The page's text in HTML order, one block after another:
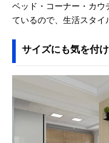
ベッド・コーナー・カウ
ているので、生活スタイ
サイズにも気を付